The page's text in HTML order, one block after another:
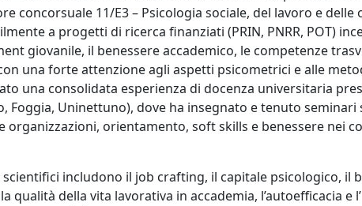
concorsuale 11/E3 – Psicologia sociale, del lavoro e delle
a progetti di ricerca finanziati (PRIN, PNRR, POT)
giovanile, il benessere accademico, le competenze
una forte attenzione agli aspetti psicometrici e alle
una consolidata esperienza di docenza universitaria
Foggia, Uninettuno), dove ha insegnato e tenuto seminari
organizzazioni, orientamento, soft skills e benessere nei
includono il job crafting, il capitale psicologico, il
qualità della vita lavorativa in accademia, l’autoefficacia e